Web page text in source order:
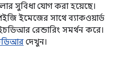
সুবিধা যোগ করা হয়েছে।
ইমেজের সাথে ব্যাকওয়ার্ড
রেন্ডারিং সমর্থন করে।
দেখুন।